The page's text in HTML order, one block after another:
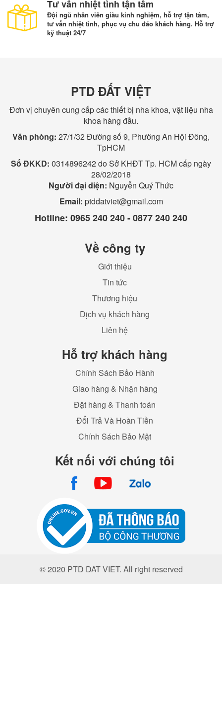
Tư vấn nhiệt tình tận tâm
Đội ngũ nhân viên giàu kinh nghiệm, hỗ trợ tận tâm,
tư vấn nhiệt tình, phục vụ chu đáo khách hàng. Hỗ trợ
kỹ thuật 24/7
PTD ĐẤT VIỆT
Đơn vị chuyên cung cấp các thiết bị nha khoa, vật liệu nha
khoa hàng đầu.
Văn phòng: 27/1/32 Đường số 9, Phường An Hội Đông,
TpHCM
Số ĐKKD: 0314896242 do Sở KHĐT Tp. HCM cấp ngày
28/02/2018
Người đại diện: Nguyễn Quý Thức
Email: ptddatviet@gmail.com
Hotline: 0965 240 240 - 0877 240 240
Về công ty
Giới thiệu
Tin tức
Thương hiệu
Dịch vụ khách hàng
Liên hệ
Hỗ trợ khách hàng
Chính Sách Bảo Hành
Giao hàng & Nhận hàng
Đặt hàng & Thanh toán
Đổi Trả Và Hoàn Tiền
Chính Sách Bảo Mật
Kết nối với chúng tôi
© 2020 PTD DAT VIET. All right reserved